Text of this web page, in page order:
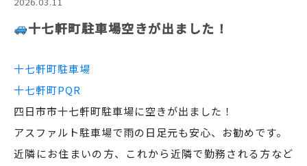
十七軒町駐車場空きが出ました！
十七軒町駐車場
十七軒町PQR
四日市市十七軒町駐車場に空きが出ました！
アスファルト駐車場で雨の日足元も安心、お勧めです。
近隣にお住まいの方、これから近隣で勤務される方など